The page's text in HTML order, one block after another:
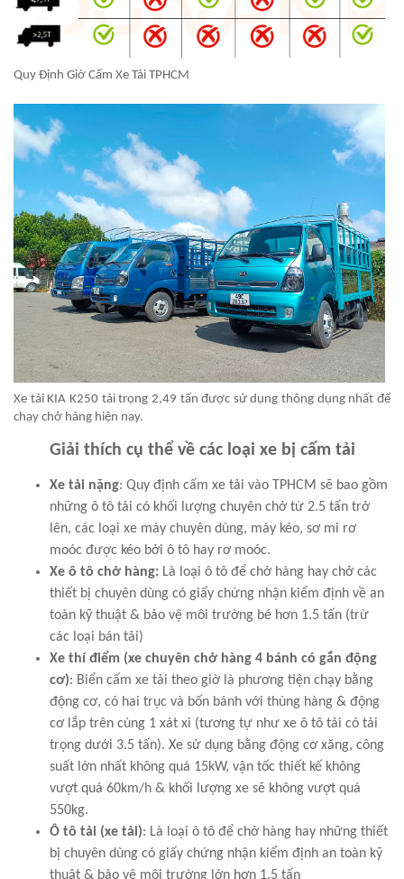
Quy Định Giờ Cấm Xe Tải TPHCM
Xe tải KIA K250 tải trọng 2,49 tấn được sử dụng thông dụng nhất để
chạy chở hàng hiện nay.
Giải thích cụ thể về các loại xe bị cấm tải
Xe tải nặng: Quy định cấm xe tải vào TPHCM sẽ bao gồm
những ô tô tải có khối lượng chuyên chở từ 2.5 tấn trở
lên, các loại xe máy chuyên dùng, máy kéo, sơ mi rơ
moóc được kéo bởi ô tô hay rơ moóc.
Xe ô tô chở hàng: Là loại ô tô để chở hàng hay chở các
thiết bị chuyên dùng có giấy chứng nhận kiểm định về an
toàn kỹ thuật & bảo vệ môi trường bé hơn 1.5 tấn (trừ
các loại bán tải)
Xe thí điểm (xe chuyên chở hàng 4 bánh có gắn động
cơ): Biển cấm xe tải theo giờ là phương tiện chạy bằng
động cơ, có hai trục và bốn bánh với thùng hàng & động
cơ lắp trên cùng 1 xát xi (tương tự như xe ô tô tải có tải
trọng dưới 3.5 tấn). Xe sử dụng bằng động cơ xăng, công
suất lớn nhất không quá 15kW, vận tốc thiết kế không
vượt quá 60km/h & khối lượng xe sẽ không vượt quá
550kg.
Ô tô tải (xe tải): Là loại ô tô để chở hàng hay những thiết
bị chuyên dùng có giấy chứng nhận kiểm định an toàn kỹ
thuật & bảo vệ môi trường lớn hơn 1.5 tấn